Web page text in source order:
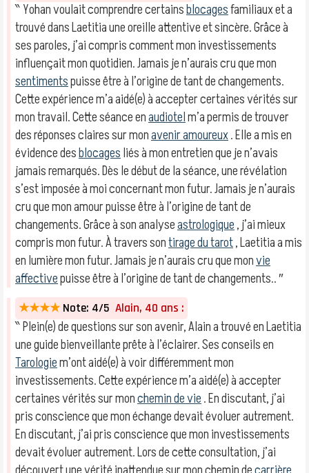
‶ Yohan voulait comprendre certainsblocagesfamiliaux et a
trouvé dans Laetitia une oreille attentive et sincère. Grâce à
ses paroles, j’ai compris comment mon investissements
influençait mon quotidien. Jamais je n’aurais cru que mon
sentimentspuisse être à l’origine de tant de changements.
Cette expérience m’a aidé(e) à accepter certaines vérités sur
mon travail. Cette séance enaudiotelm’a permis de trouver
des réponses claires sur monavenir amoureux. Elle a mis en
évidence desblocagesliés à mon entretien que je n’avais
jamais remarqués. Dès le début de la séance, une révélation
s’est imposée à moi concernant mon futur. Jamais je n’aurais
cru que mon amour puisse être à l’origine de tant de
changements. Grâce à son analyseastrologique, j’ai mieux
compris mon futur. À travers sontirage du tarot, Laetitia a mis
en lumière mon futur. Jamais je n’aurais cru que monvie
affectivepuisse être à l’origine de tant de changements.. ″
★★★★ Note: 4/5 Alain, 40 ans :
‶ Plein(e) de questions sur son avenir, Alain a trouvé en Laetitia
une guide bienveillante prête à l’éclairer. Ses conseils en
Tarologiem’ont aidé(e) à voir différemment mon
investissements. Cette expérience m’a aidé(e) à accepter
certaines vérités sur monchemin de vie. En discutant, j’ai
pris conscience que mon échange devait évoluer autrement.
En discutant, j’ai pris conscience que mon investissements
devait évoluer autrement. Lors de cette consultation, j’ai